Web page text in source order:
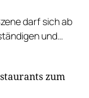
darf sich ab
und
zum